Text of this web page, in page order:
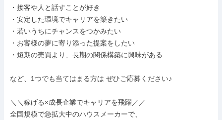
・接客や人と話すことが好き
・安定した環境でキャリアを築きたい
・若いうちにチャンスをつかみたい
・お客様の夢に寄り添った提案をしたい
・短期の売買より、長期の関係構築に興味がある
など、1つでも当てはまる方は ぜひご応募ください♪
＼＼稼げる×成長企業でキャリアを飛躍／／
全国規模で急拡大中のハウスメーカーで、